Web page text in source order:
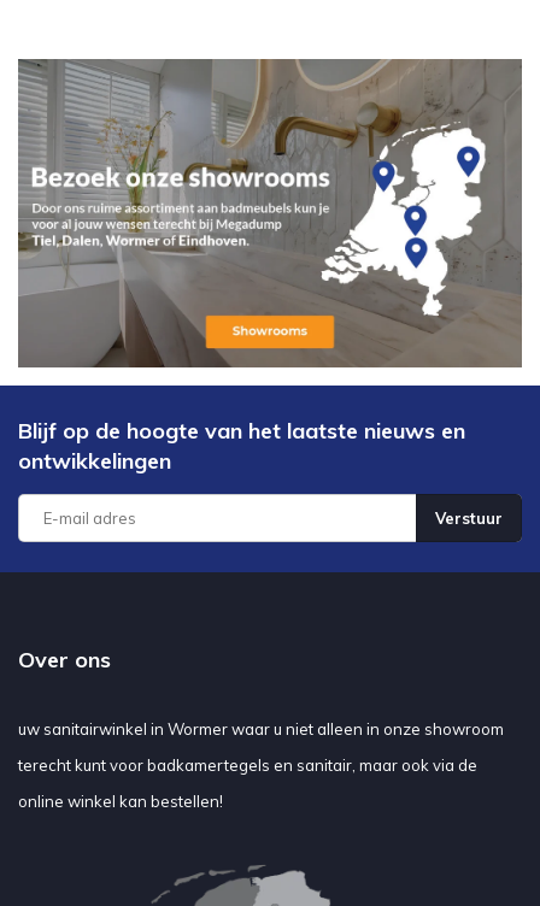
Blijf op de hoogte van het laatste nieuws en
ontwikkelingen
Verstuur
Over ons
uw sanitairwinkel in Wormer waar u niet alleen in onze showroom
terecht kunt voor badkamertegels en sanitair, maar ook via de
online winkel kan bestellen!